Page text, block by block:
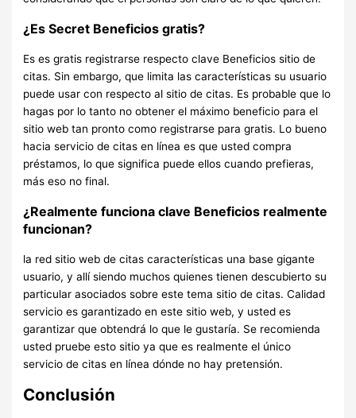
¿Es Secret Beneficios gratis?
Es es gratis registrarse respecto clave Beneficios sitio de
citas. Sin embargo, que limita las características su usuario
puede usar con respecto al sitio de citas. Es probable que lo
hagas por lo tanto no obtener el máximo beneficio para el
sitio web tan pronto como registrarse para gratis. Lo bueno
hacia servicio de citas en línea es que usted compra
préstamos, lo que significa puede ellos cuando prefieras,
más eso no final.
¿Realmente funciona clave Beneficios realmente
funcionan?
la red sitio web de citas características una base gigante
usuario, y allí siendo muchos quienes tienen descubierto su
particular asociados sobre este tema sitio de citas. Calidad
servicio es garantizado en este sitio web, y usted es
garantizar que obtendrá lo que le gustaría. Se recomienda
usted pruebe esto sitio ya que es realmente el único
servicio de citas en línea dónde no hay pretensión.
Conclusión